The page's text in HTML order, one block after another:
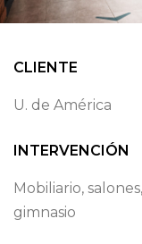
CLIENTE
U. de América
INTERVENCIÓN
Mobiliario, salones,
gimnasio